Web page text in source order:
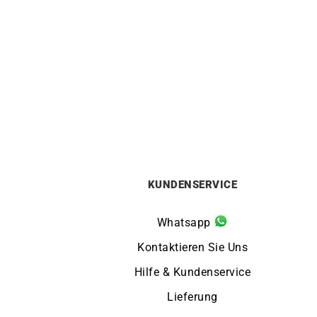
KUNDENSERVICE
Whatsapp
Kontaktieren Sie Uns
Hilfe & Kundenservice
Lieferung